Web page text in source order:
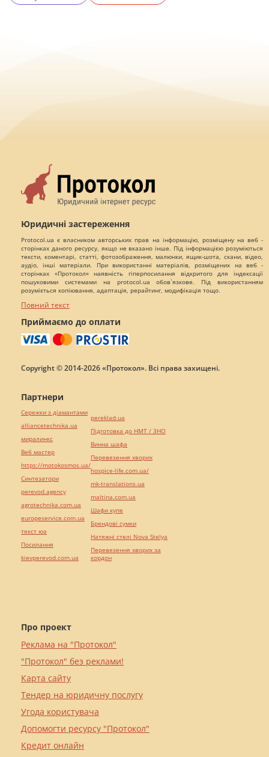
Юридичні застереження
Protocol.ua є власником авторських прав на інформацію, розміщену на веб -
сторінках даного ресурсу, якщо не вказано інше. Під інформацією розуміються
тексти, коментарі, статті, фотозображення, малюнки, ящик-шота, скани, відео,
аудіо, інші матеріали. При використанні матеріалів, розміщених на веб -
сторінках «Протокол» наявність гіперпосилання відкритого для індексації
пошуковими системами на protocol.ua обов`язкове. Під використанням
розуміється копіювання, адаптація, рерайтинг, модифікація тощо.
Повний текст
Приймаємо до оплати
Copyright © 2014-2026 «Протокол». Всі права захищені.
Про проект
Реклама на "Протокол"
"Протокол" без реклами!
Карта сайту
Тендер на юридичну послугу
Угода користувача
Допомогти ресурсу "Протокол"
Кредит онлайн
Партнери
Сережки з діамантами
alliancetechnika.ua
миралинкс
Веб мастер
https://motokosmos.ua/
Синтезатори
perevod.agency
agrotechnika.com.ua
europeservice.com.ua
текст юа
Посилання
kievperevod.com.ua
pereklad.ua
Підготовка до НМТ / ЗНО
Винна шафа
Перевезення хворих
hospice-life.com.ua/
mk-translations.ua
maltina.com.ua
Шафи купе
Брендові сумки
Натяжні стелі Nova Stelya
Перевезення хворих за
кордон